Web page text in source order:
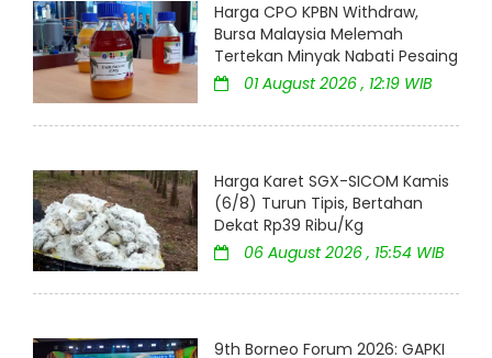
Harga CPO KPBN Withdraw,
Bursa Malaysia Melemah
Tertekan Minyak Nabati Pesaing
01 August 2026 , 12:19 WIB
Harga Karet SGX-SICOM Kamis
(6/8) Turun Tipis, Bertahan
Dekat Rp39 Ribu/Kg
06 August 2026 , 15:54 WIB
9th Borneo Forum 2026: GAPKI